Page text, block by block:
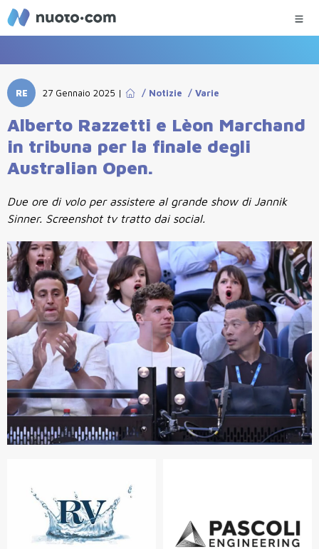
RE 27 Gennaio 2025 | / Notizie /Varie
Alberto Razzetti e Lèon Marchand
in tribuna per la finale degli
Australian Open.
Due ore di volo per assistere al grande show di Jannik
Sinner. Screenshot tv tratto dai social.